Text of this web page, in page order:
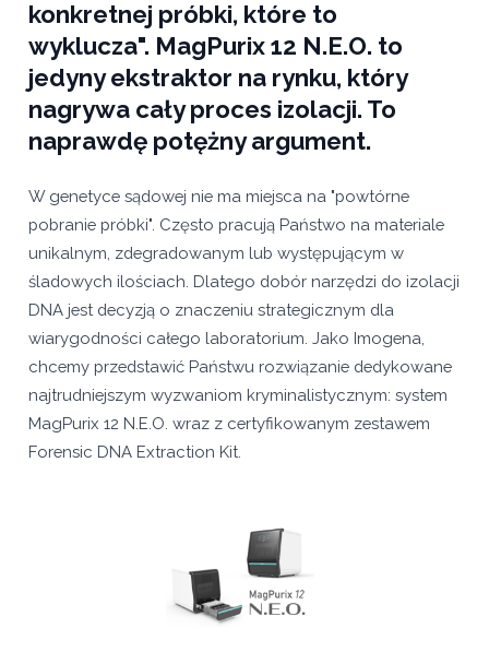
konkretnej próbki, które to
wyklucza". MagPurix 12 N.E.O. to
jedyny ekstraktor na rynku, który
nagrywa cały proces izolacji. To
naprawdę potężny argument.
W genetyce sądowej nie ma miejsca na "powtórne
pobranie próbki". Często pracują Państwo na materiale
unikalnym, zdegradowanym lub występującym w
śladowych ilościach. Dlatego dobór narzędzi do izolacji
DNA jest decyzją o znaczeniu strategicznym dla
wiarygodności całego laboratorium. Jako Imogena,
chcemy przedstawić Państwu rozwiązanie dedykowane
najtrudniejszym wyzwaniom kryminalistycznym: system
MagPurix 12 N.E.O. wraz z certyfikowanym zestawem
Forensic DNA Extraction Kit.